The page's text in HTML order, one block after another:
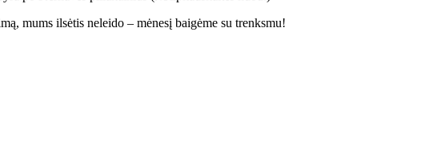
mums ilsėtis neleido – mėnesį baigėme su trenksmu!